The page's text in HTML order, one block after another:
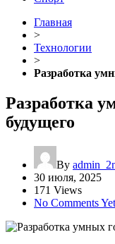
Главная
>
Технологии
>
Разработка
Разработка
будущего
By
30 июля, 2025
171 Views
No Comments Yet